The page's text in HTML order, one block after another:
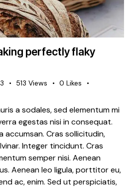
perfectly flaky
513 Views 0 Likes
a sodales, sed elementum mi
egestas nisi in consequat.
accumsan. Cras sollicitudin,
Integer tincidunt. Cras
semper nisi. Aenean
Aenean leo ligula, porttitor eu,
ac, enim. Sed ut perspiciatis,